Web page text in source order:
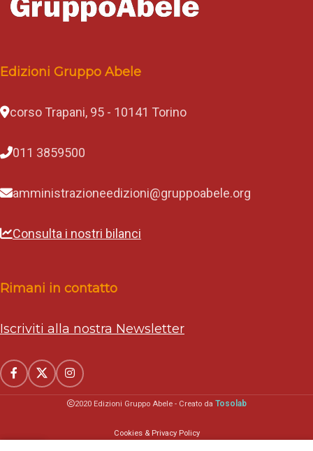
Edizioni Gruppo Abele
corso Trapani, 95 - 10141 Torino
011 3859500
amministrazioneedizioni@gruppoabele.org
Consulta i nostri bilanci
Rimani in contatto
Iscriviti alla nostra Newsletter
2020 Edizioni Gruppo Abele - Creato da Tosolab
Cookies & Privacy Policy